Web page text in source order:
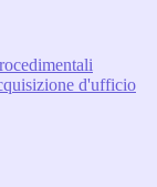
d'ufficio